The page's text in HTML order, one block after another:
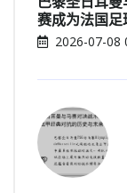
赛成为法国
2026-07-08